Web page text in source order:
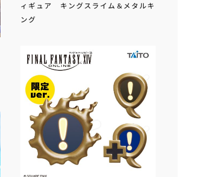
ィギュア キングスライム＆メタルキ
ング